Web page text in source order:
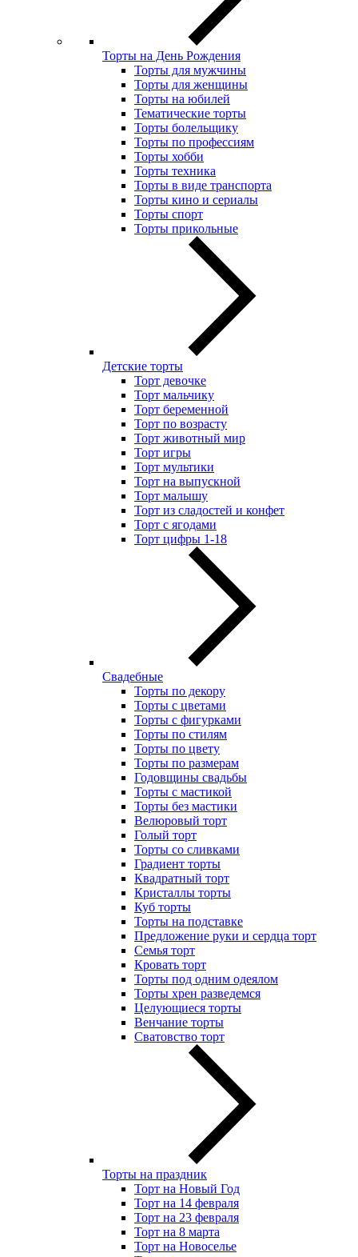
Торты на День Рождения
Торты для мужчины
Торты для женщины
Торты на юбилей
Тематические торты
Торты болельщику
Торты по профессиям
Торты хобби
Торты техника
Торты в виде транспорта
Торты кино и сериалы
Торты спорт
Торты прикольные
Детские торты
Торт девочке
Торт мальчику
Торт беременной
Торт по возрасту
Торт животный мир
Торт игры
Торт мультики
Торт на выпускной
Торт малышу
Торт из сладостей и конфет
Торт с ягодами
Торт цифры 1-18
Свадебные
Торты по декору
Торты с цветами
Торты с фигурками
Торты по стилям
Торты по цвету
Торты по размерам
Годовщины свадьбы
Торты с мастикой
Торты без мастики
Велюровый торт
Голый торт
Торты со сливками
Градиент торты
Квадратный торт
Кристаллы торты
Куб торты
Торты на подставке
Предложение руки и сердца торт
Семья торт
Кровать торт
Торты под одним одеялом
Торты хрен разведемся
Целующиеся торты
Венчание торты
Сватовство торт
Торты на праздник
Торт на Новый Год
Торт на 14 февраля
Торт на 23 февраля
Торт на 8 марта
Торт на Новоселье